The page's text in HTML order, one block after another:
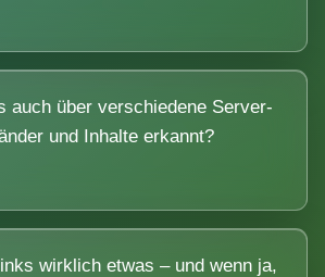
auch über verschiedene Server-
und Inhalte erkannt?
wirklich etwas – und wenn ja,